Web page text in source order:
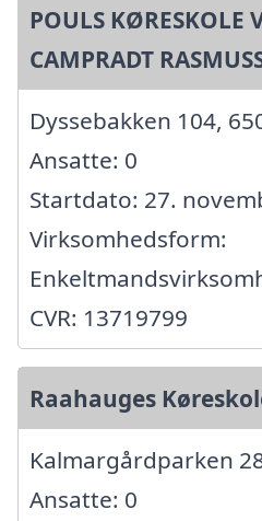
POULS KØRESKOLE
CAMPRADT
Dyssebakken 104,
Ansatte: 0
Startdato: 27.
Virksomhedsform:
CVR: 13719799
Raahauges
Kalmargårdparken
Ansatte: 0